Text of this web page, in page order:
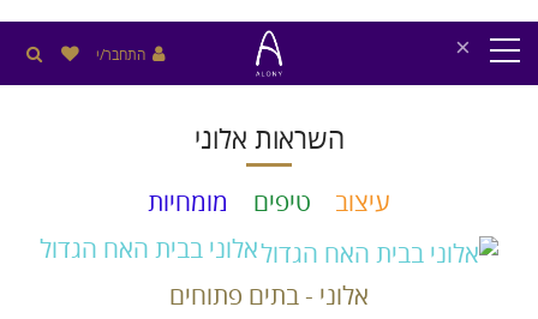
× התחבר/י
השראות אלוני
עיצוב טיפים
מומחיות
אלוני בבית האח הגדול
אלוני - בתים פתוחים